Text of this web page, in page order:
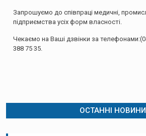
Запрошуємо до співпраці медичні,
підприємства усіх форм власності.
Чекаємо на Ваші дзвінки за телефонами:
388 75 35
ОСТАННІ НОВИНИ